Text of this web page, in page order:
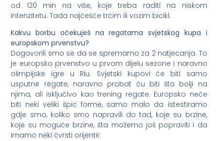
od 120 min na više, koje treba raditi na niskom
intenzitetu. Tada najčešće trčim ili vozim bicikl.
Kakvu borbu očekuješ na regatama svjetskog kupa i
europskom prvenstvu?
Dogovorili smo se da se spremamo za 2 natjecanja. To
je europsko prvenstvo u prvom dijelu sezone i naravno
olimpijske igre u Riu. Svjetski kupovi će biti samo
usputne regate, naravno probat ću biti što bolji na
njima, ali isključivo kao trening regate. Europsko neće
biti neki veliki špic forme, samo malo da istestiramo
gdje smo, koliko smo napravili do tad, koje su brzine,
koje su moguće brzine, šta možemo još popraviti i da
imamo neki čvrsti orijentir.